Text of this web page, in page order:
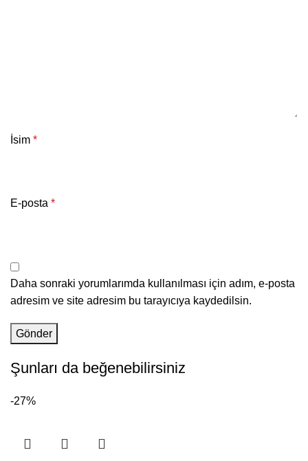
İsim *
E-posta *
Daha sonraki yorumlarımda kullanılması için adım, e-posta
adresim ve site adresim bu tarayıcıya kaydedilsin.
Şunları da beğenebilirsiniz
-27%